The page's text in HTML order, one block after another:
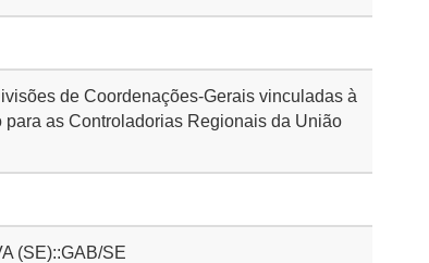
de Coordenações-Gerais vinculadas à
as Controladorias Regionais da União
(SE)::GAB/SE